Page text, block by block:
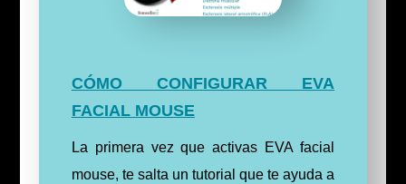
CÓMO CONFIGURAR EVA
FACIAL MOUSE
La primera vez que activas EVA facial
mouse, te salta un tutorial que te ayuda a